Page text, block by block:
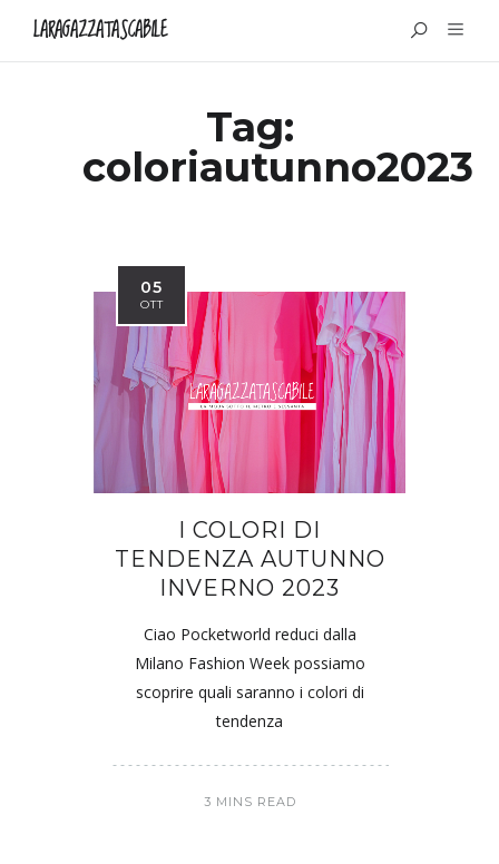
LARAGAZZATASCABILE
Tag:
coloriautunno2023
05
OTT
I COLORI DI
TENDENZA AUTUNNO
INVERNO 2023
Ciao Pocketworld reduci dalla
Milano Fashion Week possiamo
scoprire quali saranno i colori di
tendenza
3 MINS READ